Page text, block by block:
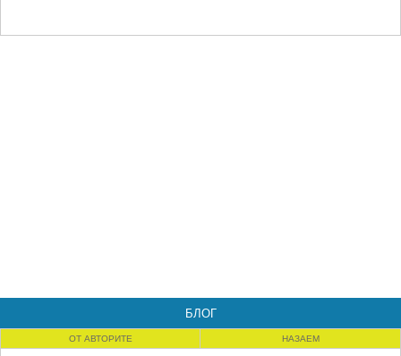
БЛОГ
ОТ АВТОРИТЕ НАЗАЕМ